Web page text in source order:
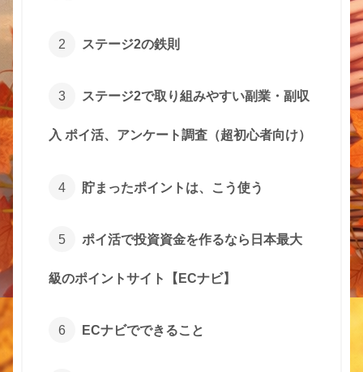
ステージ2の鉄則
ステージ2で取り組みやすい副業・副収
入 ポイ活、アンケート調査（超初心者向け）
貯まったポイントは、こう使う
ポイ活で投資資金を作るなら日本最大
級のポイントサイト【ECナビ】
ECナビでできること